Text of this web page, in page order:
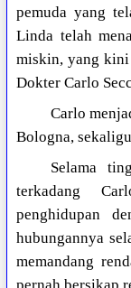
pemuda yang
Linda telah
miskin, yang kini
Dokter Carlo
Carlo
Bologna,
Selama
terkadang
penghidupan
hubungannya
memandang